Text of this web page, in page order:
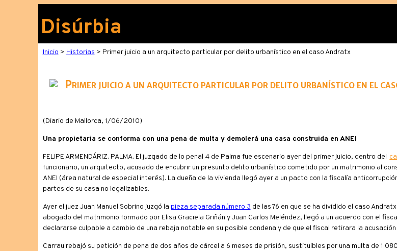
Disúrbia
Inicio > Historias > Primer juicio a un arquitecto particular por delito urbanístico en el caso Andratx
Primer juicio a un arquitecto particular por delito urbanístico en el
(Diario de Mallorca, 1/06/2010)
Una propietaria se conforma con una pena de multa y demolerá una casa construida en ANEI
FELIPE ARMENDÁRIZ. PALMA. El juzgado de lo penal 4 de Palma fue escenario ayer del primer juicio, dentro del
funcionario, un arquitecto, acusado de encubrir un presunto delito urbanístico cometido por un matrimonio al
ANEI (área natural de especial interés). La dueña de la vivienda llegó ayer a un pacto con la fiscalía
partes de su casa no legalizables.
Ayer el juez Juan Manuel Sobrino juzgó la pieza separada número 3 de las 76 en que se ha dividido el caso
abogado del matrimonio formado por Elisa Graciela Griñán y Juan Carlos Meléndez, llegó a un acuerdo con el
declararse culpable a cambio de una rebaja notable en su posible condena y de que el fiscal retirara la
Carrau rebajó su petición de pena de dos años de cárcel a 6 meses de prisión, sustituibles por una multa de